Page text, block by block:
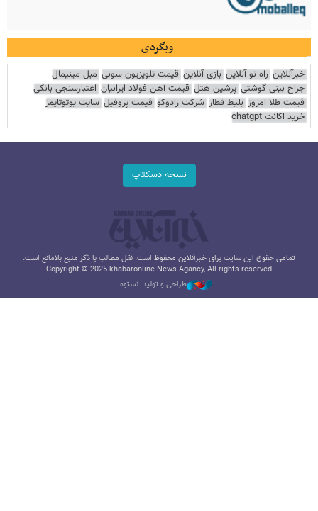
وبگردی
خبرآنلاین راه نو آنلاین بازی آنلاین قیمت تلویزیون سونی مبل مینیمال
جراح بینی گوشتی پرشین هتل قیمت آهن فولاد ایرانیان اعتبارسنجی بانکی
قیمت طلا امروز بلیط قطار شرکت رادوکو قیمت پروفیل سایت یوتوتایمز
خرید اکانت chatgpt
نسخه دسکتاپ
تمامی حقوق این سایت برای خبرآنلاین محفوظ است. نقل مطالب با ذکر منبع بلامانع است.
Copyright © 2025 khabaronline News Agancy, All rights reserved
طراحی و تولید: نستوه